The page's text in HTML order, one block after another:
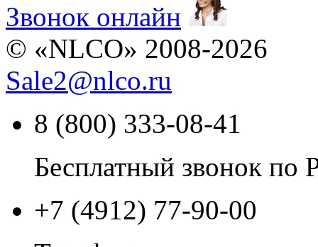
Звонок онлайн
© «NLCO» 2008-2026
Sale2@nlco.ru
8 (800) 333-08-41
Бесплатный звонок по
+7 (4912) 77-90-00